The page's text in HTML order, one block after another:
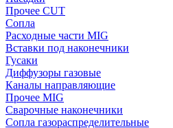
Прочее CUT
Сопла
Расходные части MIG
Вставки под наконечники
Гусаки
Диффузоры газовые
Каналы направляющие
Прочее MIG
Сварочные наконечники
Сопла газораспределительные